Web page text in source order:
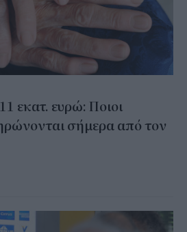
εκατ. ευρώ: Ποιοι
σήμερα από τον